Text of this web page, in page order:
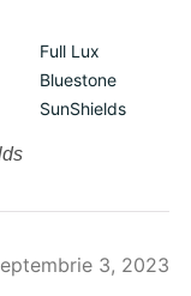
Full Lux
Bluestone
SunShields
3, 2023